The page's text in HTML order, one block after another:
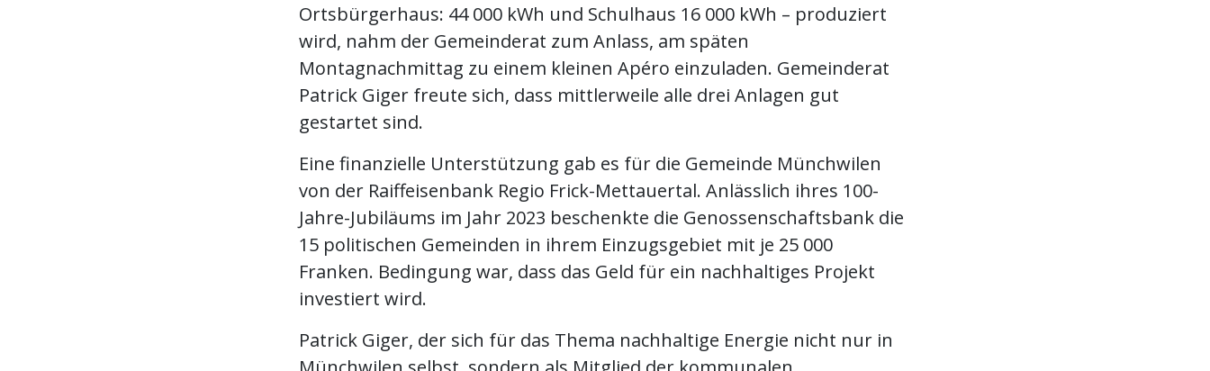
Ortsbürgerhaus: 44 000 kWh und Schulhaus 16 000 kWh – produziert
wird, nahm der Gemeinderat zum Anlass, am späten
Montagnachmittag zu einem kleinen Apéro einzuladen. Gemeinderat
Patrick Giger freute sich, dass mittlerweile alle drei Anlagen gut
gestartet sind.
Eine finanzielle Unterstützung gab es für die Gemeinde Münchwilen
von der Raiffeisenbank Regio Frick-Mettauertal. Anlässlich ihres 100-
Jahre-Jubiläums im Jahr 2023 beschenkte die Genossenschaftsbank die
15 politischen Gemeinden in ihrem Einzugsgebiet mit je 25 000
Franken. Bedingung war, dass das Geld für ein nachhaltiges Projekt
investiert wird.
Patrick Giger, der sich für das Thema nachhaltige Energie nicht nur in